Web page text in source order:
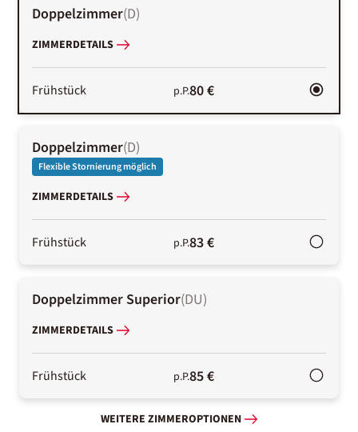
Doppelzimmer(D)
ZIMMERDETAILS
Frühstück p.P.80 €
Doppelzimmer(D)
Flexible Stornierung möglich
ZIMMERDETAILS
Frühstück p.P.83 €
Doppelzimmer Superior(DU)
ZIMMERDETAILS
Frühstück p.P.85 €
WEITERE ZIMMEROPTIONEN